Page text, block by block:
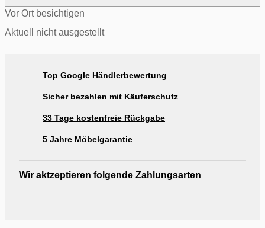
Vor Ort besichtigen
Aktuell nicht ausgestellt
Top Google Händlerbewertung
Sicher bezahlen mit Käuferschutz
33 Tage kostenfreie Rückgabe
5 Jahre Möbelgarantie
Wir aktzeptieren folgende Zahlungsarten